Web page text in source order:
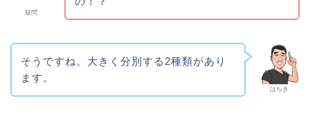
疑問
はちき
そうですね。大きく分別する2種類があり
ます。